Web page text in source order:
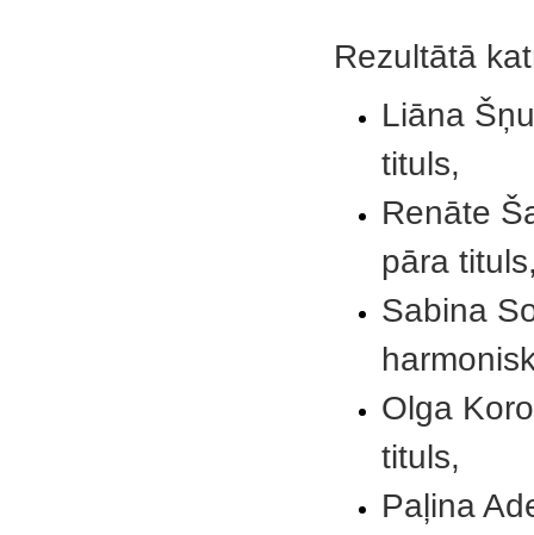
Rezultātā
Liāna
tituls,
Renāte
pāra
Sabina
Olga
tituls,
Paļina